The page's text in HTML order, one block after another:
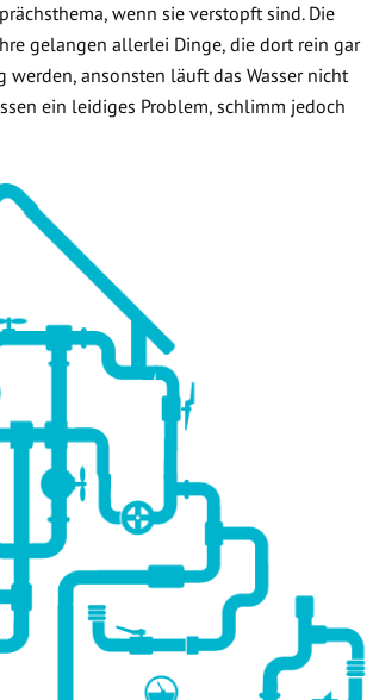
wenn sie verstopft sind. Die
gelangen allerlei Dinge, die dort rein gar
ansonsten läuft das Wasser nicht
ein leidiges Problem, schlimm jedoch